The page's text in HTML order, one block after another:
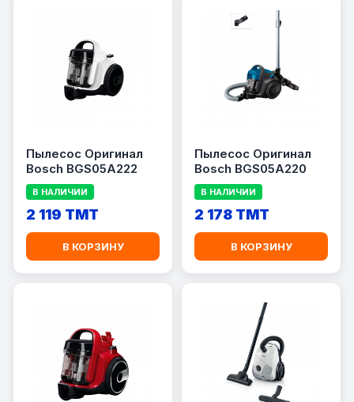
Пылесос Оригинал
Bosch BGS05A222
В НАЛИЧИИ
2 119 TMT
В КОРЗИНУ
Пылесос Оригинал
Bosch BGS05A220
В НАЛИЧИИ
2 178 TMT
В КОРЗИНУ